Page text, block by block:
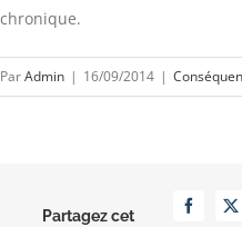
chronique.
ParAdmin | 16/09/2014 |
Partagez cet
Facebook
X